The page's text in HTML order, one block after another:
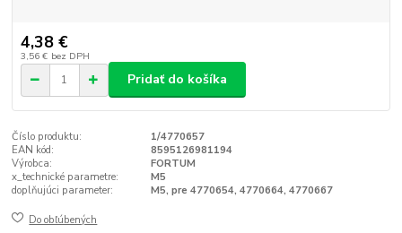
4,38 €
3,56 € bez DPH
Pridať do košíka
Číslo produktu:
1/4770657
EAN kód:
8595126981194
Výrobca:
FORTUM
x_technické parametre:
M5
doplňujúci parameter:
M5, pre 4770654, 4770664, 4770667
Do obľúbených